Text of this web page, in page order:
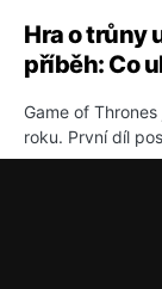
Hra o trůny
příběh: Co
Game of
roku. První díl